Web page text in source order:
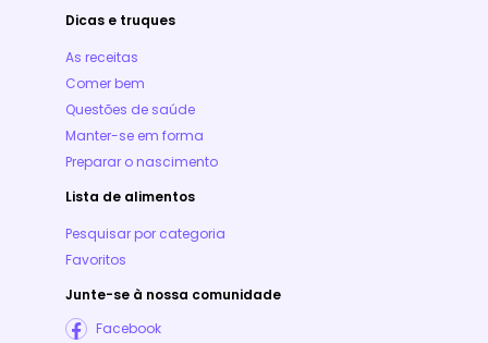
Dicas e truques
As receitas
Comer bem
Questões de saúde
Manter-se em forma
Preparar o nascimento
Lista de alimentos
Pesquisar por categoria
Favoritos
Junte-se à nossa comunidade
Facebook